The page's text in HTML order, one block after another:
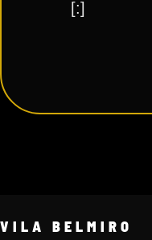
[:]
VILA BELMIRO